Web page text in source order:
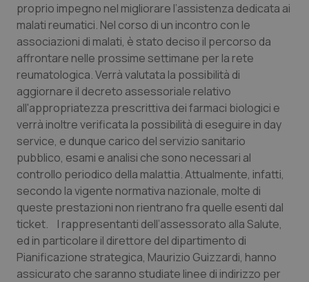
Abruzzo
Basilicata
Calabria
Campania
Emilia-Romagna
Friuli Venezia Giulia
Lazio
Liguria
QS Pro Gold
Artrite & artrosi
Asma & BPCO
Car-T
Colesterolo & coronaropatie
Dermatite Atopica
Diabete & glucometri
Disturbi dell’umore
QS Club Newsletter
proprio impegno nel migliorare l’assistenza dedicata ai
malati reumatici. Nel corso di un incontro con le
associazioni di malati, è stato deciso il percorso da
affrontare nelle prossime settimane per la rete
reumatologica. Verrà valutata la possibilità di
aggiornare il decreto assessoriale relativo
all'appropriatezza prescrittiva dei farmaci biologici e
verrà inoltre verificata la possibilità di eseguire in day
service, e dunque carico del servizio sanitario
pubblico, esami e analisi che sono necessari al
controllo periodico della malattia. Attualmente, infatti,
secondo la vigente normativa nazionale, molte di
queste prestazioni non rientrano fra quelle esenti dal
ticket. I rappresentanti dell’assessorato alla Salute,
ed in particolare il direttore del dipartimento di
Pianificazione strategica, Maurizio Guizzardi, hanno
assicurato che saranno studiate linee di indirizzo per